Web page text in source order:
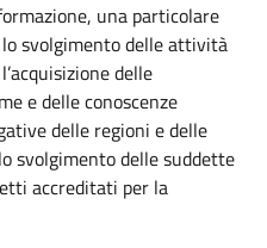
una particolare
svolgimento delle attività
delle
e delle conoscenze
delle regioni e delle
svolgimento delle suddette
accreditati per la